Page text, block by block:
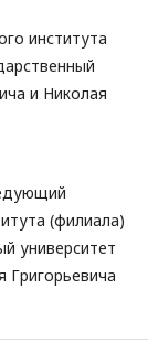
института
и Николая
(филиала)
университет
Григорьевича